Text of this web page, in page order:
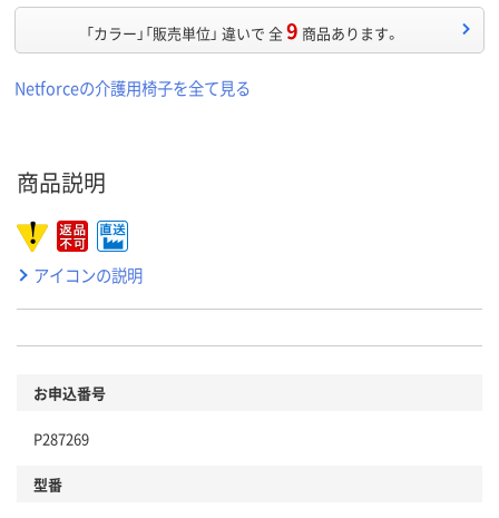
「カラー」「販売単位」 違いで 全9 商品あります。
Netforceの介護用椅子を全て見る
商品説明
アイコンの説明
お申込番号
P287269
型番